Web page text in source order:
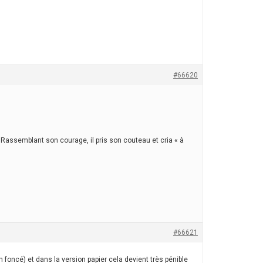
#66620
son courage, il pris son couteau et cria « à
#66621
foncé) et dans la version papier cela devient très pénible